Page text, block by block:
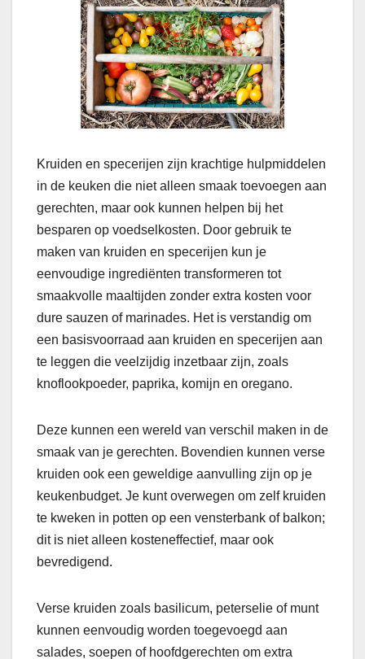
Kruiden en specerijen zijn krachtige hulpmiddelen
in de keuken die niet alleen smaak toevoegen aan
gerechten, maar ook kunnen helpen bij het
besparen op voedselkosten. Door gebruik te
maken van kruiden en specerijen kun je
eenvoudige ingrediënten transformeren tot
smaakvolle maaltijden zonder extra kosten voor
dure sauzen of marinades. Het is verstandig om
een basisvoorraad aan kruiden en specerijen aan
te leggen die veelzijdig inzetbaar zijn, zoals
knoflookpoeder, paprika, komijn en oregano.
Deze kunnen een wereld van verschil maken in de
smaak van je gerechten. Bovendien kunnen verse
kruiden ook een geweldige aanvulling zijn op je
keukenbudget. Je kunt overwegen om zelf kruiden
te kweken in potten op een vensterbank of balkon;
dit is niet alleen kosteneffectief, maar ook
bevredigend.
Verse kruiden zoals basilicum, peterselie of munt
kunnen eenvoudig worden toegevoegd aan
salades, soepen of hoofdgerechten om extra